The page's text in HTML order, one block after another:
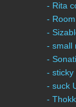
- Rita
-
-
- small
-
- sticky
- suck
-